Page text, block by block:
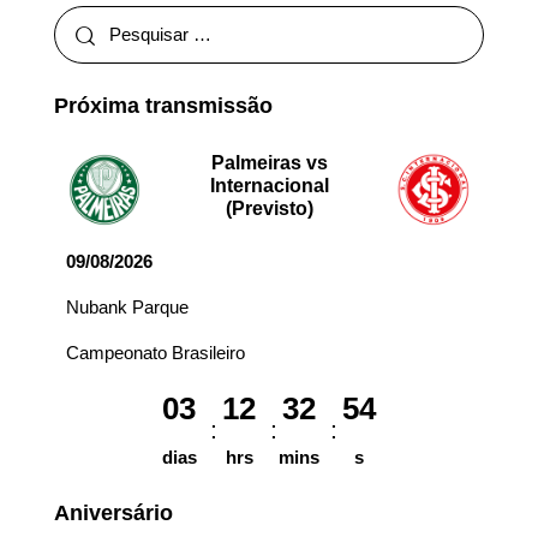
Próxima transmissão
Palmeiras vs
Internacional
(Previsto)
09/08/2026
Nubank Parque
Campeonato Brasileiro
03
dias
12
hrs
32
mins
54
s
Aniversário